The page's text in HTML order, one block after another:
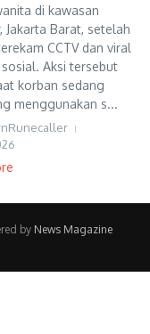
di kawasan
Jakarta Barat, setelah
CCTV dan viral
Aksi tersebut
korban sedang
menggunakan s...
by News Magazine